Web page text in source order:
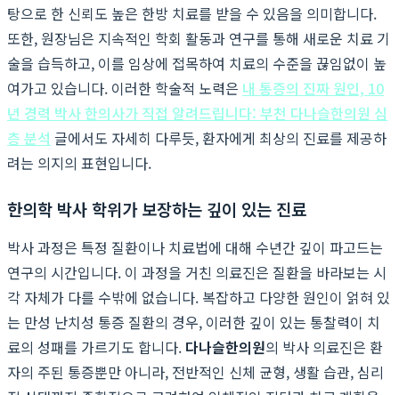
탕으로 한 신뢰도 높은 한방 치료를 받을 수 있음을 의미합니다.
또한, 원장님은 지속적인 학회 활동과 연구를 통해 새로운 치료 기
술을 습득하고, 이를 임상에 접목하여 치료의 수준을 끊임없이 높
여가고 있습니다. 이러한 학술적 노력은 내 통증의 진짜 원인, 10
년 경력 박사 한의사가 직접 알려드립니다: 부천 다나슬한의원 심
층 분석 글에서도 자세히 다루듯, 환자에게 최상의 진료를 제공하
려는 의지의 표현입니다.
한의학 박사 학위가 보장하는 깊이 있는 진료
박사 과정은 특정 질환이나 치료법에 대해 수년간 깊이 파고드는
연구의 시간입니다. 이 과정을 거친 의료진은 질환을 바라보는 시
각 자체가 다를 수밖에 없습니다. 복잡하고 다양한 원인이 얽혀 있
는 만성 난치성 통증 질환의 경우, 이러한 깊이 있는 통찰력이 치
료의 성패를 가르기도 합니다. 다나슬한의원의 박사 의료진은 환
자의 주된 통증뿐만 아니라, 전반적인 신체 균형, 생활 습관, 심리